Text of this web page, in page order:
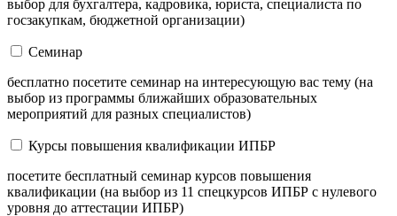
выбор для бухгалтера, кадровика, юриста, специалиста по
госзакупкам, бюджетной организации)
Семинар
бесплатно посетите семинар на интересующую вас тему (на
выбор из программы ближайших образовательных
мероприятий для разных специалистов)
Курсы повышения квалификации ИПБР
посетите бесплатный семинар курсов повышения
квалификации (на выбор из 11 спецкурсов ИПБР с нулевого
уровня до аттестации ИПБР)